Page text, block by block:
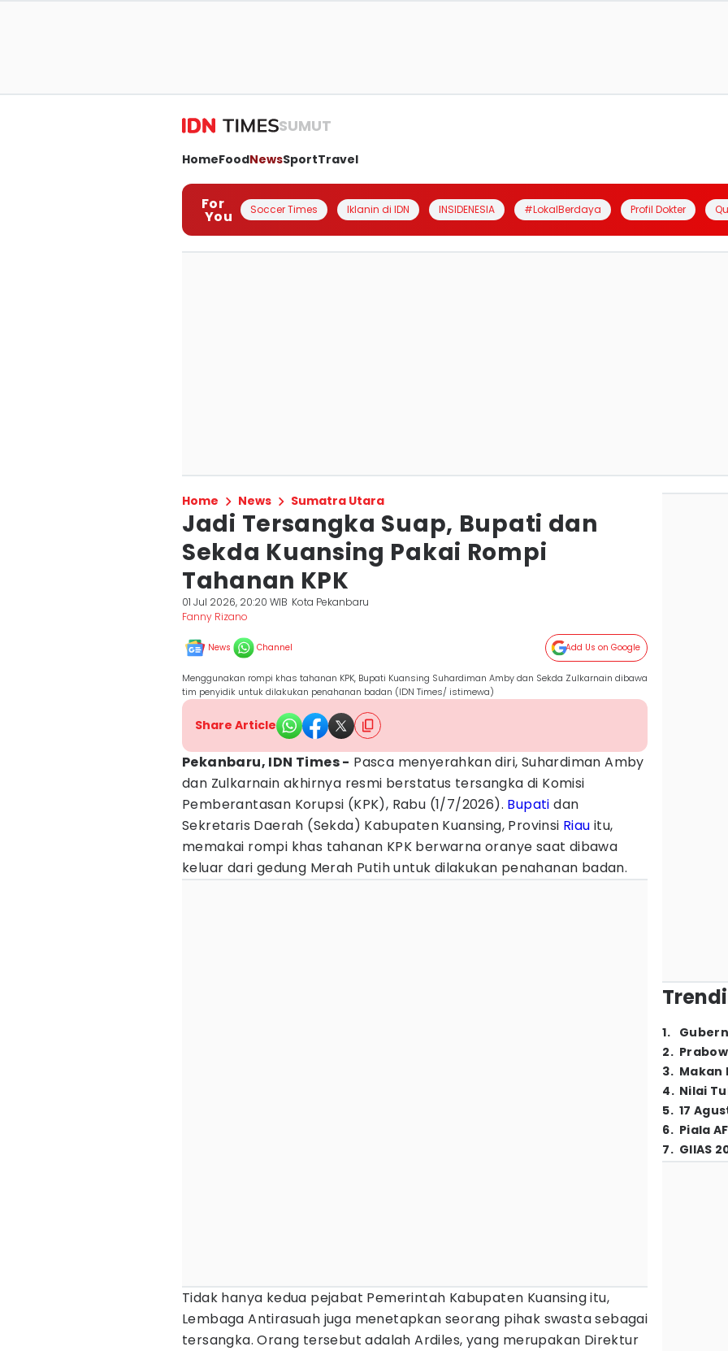
SUMUT
HomeFoodNewsSportTravel
For
You Soccer Times Iklanin di IDN INSIDENESIA #LokalBerdaya Profil Dokter
Home News Sumatra Utara
Jadi Tersangka Suap, Bupati dan
Sekda Kuansing Pakai Rompi
Tahanan KPK
01 Jul 2026, 20:20 WIB Kota Pekanbaru
Fanny Rizano
News Channel Add Us on Google
Menggunakan rompi khas tahanan KPK, Bupati Kuansing Suhardiman Amby dan Sekda Zulkarnain dibawa
tim penyidik untuk dilakukan penahanan badan (IDN Times/ istimewa)
Share Article
Pekanbaru, IDN Times - Pasca menyerahkan diri, Suhardiman Amby
dan Zulkarnain akhirnya resmi berstatus tersangka di Komisi
Pemberantasan Korupsi (KPK), Rabu (1/7/2026). Bupati dan
Sekretaris Daerah (Sekda) Kabupaten Kuansing, Provinsi Riau itu,
memakai rompi khas tahanan KPK berwarna oranye saat dibawa
keluar dari gedung Merah Putih untuk dilakukan penahanan badan.
Tidak hanya kedua pejabat Pemerintah Kabupaten Kuansing itu,
Lembaga Antirasuah juga menetapkan seorang pihak swasta sebagai
tersangka. Orang tersebut adalah Ardiles, yang merupakan Direktur
1.
2.
3. Makan
4. Nilai
5. 17
6. Piala
7. GIIAS